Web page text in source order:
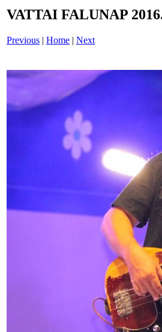
VATTAI FALUNAP
Previous | Home | Next